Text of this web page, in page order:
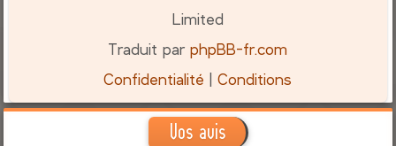
Limited
Traduit parphpBB-fr.com
Confidentialité |Conditions
Vos avis